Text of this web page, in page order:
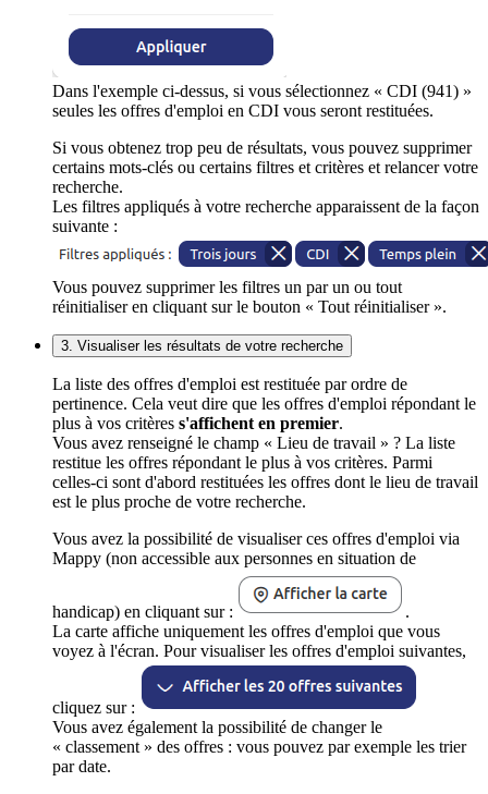
Dans l'exemple ci-dessus, si vous sélectionnez « CDI (941) »
seules les offres d'emploi en CDI vous seront restituées.
Si vous obtenez trop peu de résultats, vous pouvez supprimer
certains mots-clés ou certains filtres et critères et relancer votre
recherche.
Les filtres appliqués à votre recherche apparaissent de la façon
suivante :
Vous pouvez supprimer les filtres un par un ou tout
réinitialiser en cliquant sur le bouton « Tout réinitialiser ».
3. Visualiser les résultats de votre recherche
La liste des offres d'emploi est restituée par ordre de
pertinence. Cela veut dire que les offres d'emploi répondant le
plus à vos critères s'affichent en premier.
Vous avez renseigné le champ « Lieu de travail » ? La liste
restitue les offres répondant le plus à vos critères. Parmi
celles-ci sont d'abord restituées les offres dont le lieu de travail
est le plus proche de votre recherche.
Vous avez la possibilité de visualiser ces offres d'emploi via
Mappy (non accessible aux personnes en situation de
handicap) en cliquant sur :
.
La carte affiche uniquement les offres d'emploi que vous
voyez à l'écran. Pour visualiser les offres d'emploi suivantes,
cliquez sur :
Vous avez également la possibilité de changer le
« classement » des offres : vous pouvez par exemple les trier
par date.